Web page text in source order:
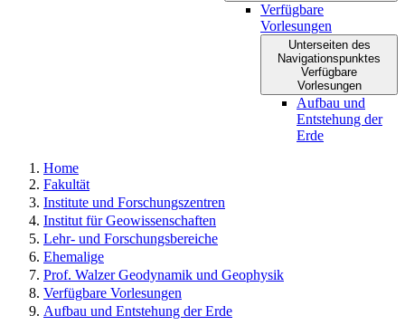
Verfügbare
Vorlesungen
Unterseiten des
Navigationspunktes
Verfügbare
Vorlesungen
Aufbau und
Entstehung der
Erde
Home
Fakultät
Institute und Forschungszentren
Institut für Geowissenschaften
Lehr- und Forschungsbereiche
Ehemalige
Prof. Walzer Geodynamik und Geophysik
Verfügbare Vorlesungen
Aufbau und Entstehung der Erde